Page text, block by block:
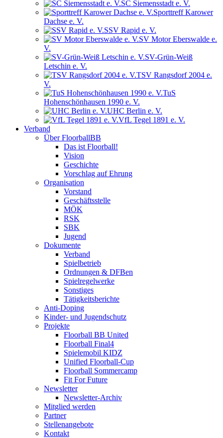
SC Siemensstadt e. V.
Sporttreff Karower
Dachse e. V.
SSV Rapid e. V.
SV Motor Eberswalde e.
V.
SV-Grün-Weiß
Letschin e. V.
TSV Rangsdorf 2004 e.
V.
TuS
Hohenschönhausen 1990 e. V.
UHC Berlin e. V.
VfL Tegel 1891 e. V.
Verband
Über FloorballBB
Das ist Floorball!
Vision
Geschichte
Vorschlag auf Ehrung
Organisation
Vorstand
Geschäftsstelle
MÖK
RSK
SBK
Jugend
Dokumente
Verband
Spielbetrieb
Ordnungen & DFBen
Spielregelwerke
Sonstiges
Tätigkeitsberichte
Anti-Doping
Kinder- und Jugendschutz
Projekte
Floorball BB United
Floorball Final4
Spielemobil KIDZ
Unified Floorball-Cup
Floorball Sommercamp
Fit For Future
Newsletter
Newsletter-Archiv
Mitglied werden
Partner
Stellenangebote
Kontakt